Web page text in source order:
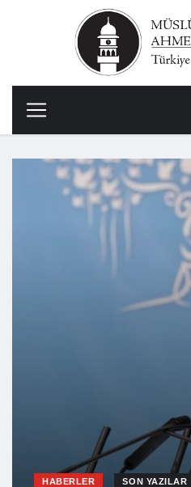
HABERLER SON YAZILAR